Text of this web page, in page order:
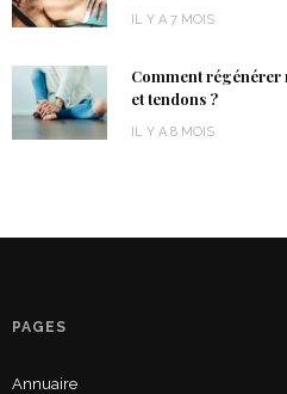
IL Y A 7 MOIS
Comment régénérer
et tendons ?
IL Y A 8 MOIS
PAGES
Annuaire